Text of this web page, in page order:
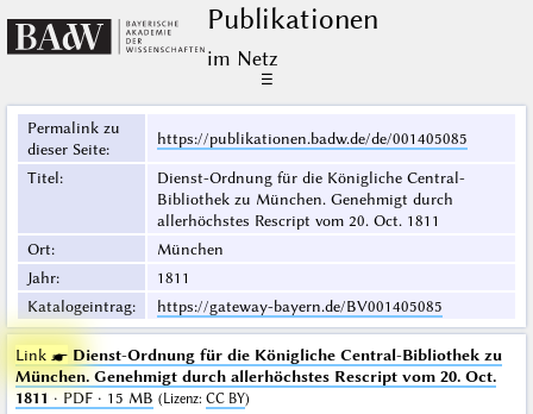
Publikationen
im Netz
☰
Permalink zu
dieser Seite:
https://publikationen.badw.de/de/001405085
Titel:
Dienst-Ordnung für die Königliche Central-
Bibliothek zu München. Genehmigt durch
allerhöchstes Rescript vom 20. Oct. 1811
Ort:
München
Jahr:
1811
Katalogeintrag: https://gateway-bayern.de/BV001405085
Link ☛ Dienst-Ordnung für die Königliche Central-Bibliothek zu
München. Genehmigt durch allerhöchstes Rescript vom 20. Oct.
1811 · PDF · 15 MB (Lizenz: CC BY)